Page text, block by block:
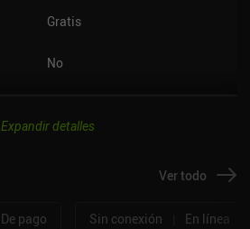
Gratis
No
Expandir detalles
Ver todo
De pago Sin conexión En línea